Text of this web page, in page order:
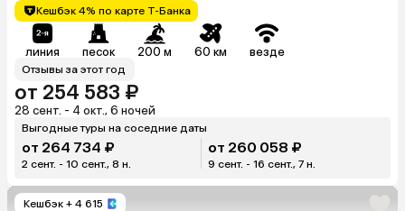
Кешбэк 4% по карте Т-Банка
линия песок 200 м 60 км везде
Отзывы за этот год
от 254 583 ₽
28 сент. - 4 окт., 6 ночей
Выгодные туры на соседние даты
от 264 734 ₽
2 сент. - 10 сент., 8 н.
от 260 058 ₽
9 сент. - 16 сент., 7 н.
Кешбэк + 4 615